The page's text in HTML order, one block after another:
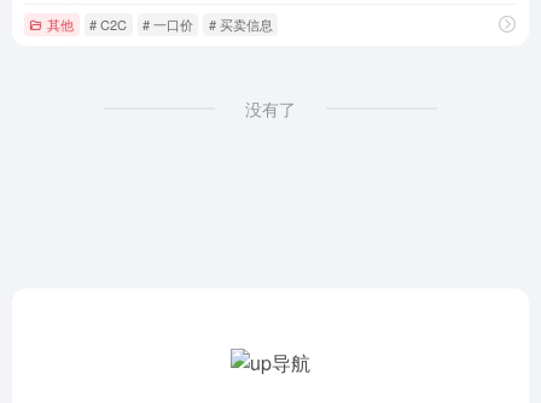
其他 # C2C # 一口价 # 买卖信息
没有了